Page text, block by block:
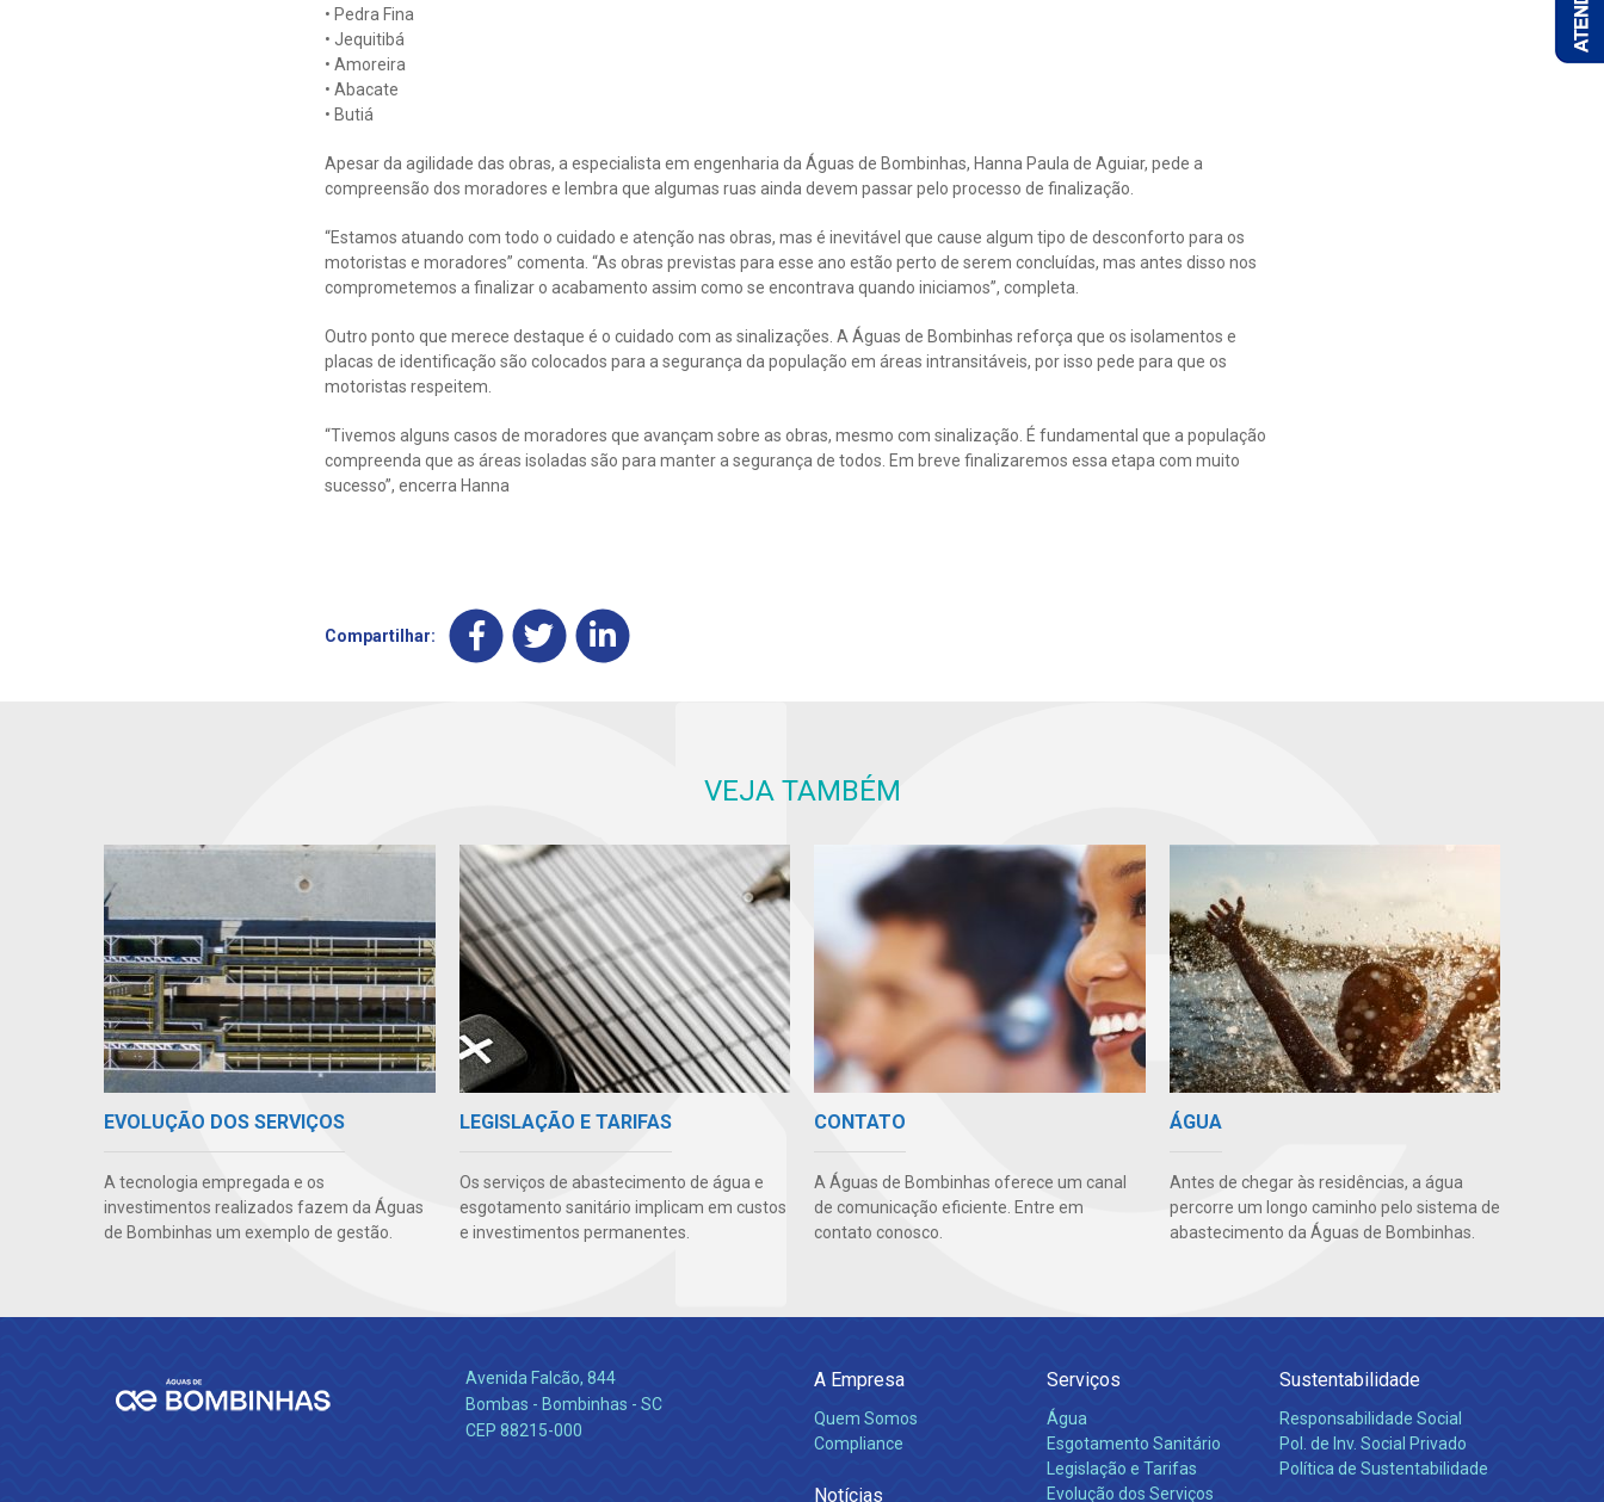
• Pedra Fina
• Jequitibá
• Amoreira
• Abacate
• Butiá
Apesar da agilidade das obras, a especialista em engenharia da Águas de Bombinhas, Hanna Paula de Aguiar, pede a
compreensão dos moradores e lembra que algumas ruas ainda devem passar pelo processo de finalização.
“Estamos atuando com todo o cuidado e atenção nas obras, mas é inevitável que cause algum tipo de desconforto para os
motoristas e moradores” comenta. “As obras previstas para esse ano estão perto de serem concluídas, mas antes disso nos
comprometemos a finalizar o acabamento assim como se encontrava quando iniciamos”, completa.
Outro ponto que merece destaque é o cuidado com as sinalizações. A Águas de Bombinhas reforça que os isolamentos e
placas de identificação são colocados para a segurança da população em áreas intransitáveis, por isso pede para que os
motoristas respeitem.
“Tivemos alguns casos de moradores que avançam sobre as obras, mesmo com sinalização. É fundamental que a população
compreenda que as áreas isoladas são para manter a segurança de todos. Em breve finalizaremos essa etapa com muito
sucesso”, encerra Hanna
Compartilhar:
VEJA TAMBÉM
EVOLUÇÃO DOS SERVIÇOS
A tecnologia empregada e os
investimentos realizados fazem da Águas
de Bombinhas um exemplo de gestão.
LEGISLAÇÃO E TARIFAS
Os serviços de abastecimento de água e
esgotamento sanitário implicam em custos
e investimentos permanentes.
CONTATO
A Águas de Bombinhas oferece um canal
de comunicação eficiente. Entre em
contato conosco.
ÁGUA
Antes de chegar às residências, a água
percorre um longo caminho pelo sistema de
abastecimento da Águas de Bombinhas.
Avenida Falcão, 844
Bombas - Bombinhas - SC
CEP 88215-000
A Empresa
Quem Somos
Compliance
Notícias
Serviços
Água
Esgotamento Sanitário
Legislação e Tarifas
Evolução dos Serviços
Sustentabilidade
Responsabilidade Social
Pol. de Inv. Social Privado
Política de Sustentabilidade